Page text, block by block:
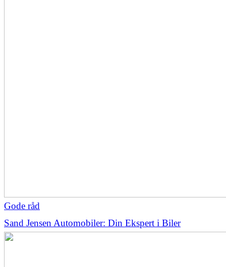
Gode råd
Sand Jensen Automobiler: Din Ekspert i Biler